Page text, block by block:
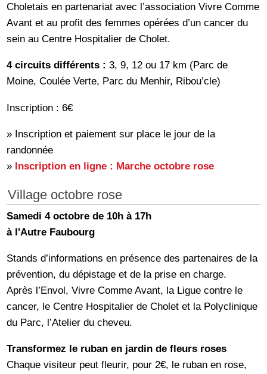
Choletais en partenariat avec l’association Vivre Comme
Avant et au profit des femmes opérées d’un cancer du
sein au Centre Hospitalier de Cholet.
4 circuits différents :3, 9, 12 ou 17 km (Parc de
Moine, Coulée Verte, Parc du Menhir, Ribou’cle)
Inscription : 6€
» Inscription et paiement sur place le jour de la
randonnée
» Inscription en ligne : Marche octobre rose
Village octobre rose
Samedi 4 octobre de 10h à 17h
à l'Autre Faubourg
Stands d’informations en présence des partenaires de la
prévention, du dépistage et de la prise en charge.
Après l’Envol, Vivre Comme Avant, la Ligue contre le
cancer, le Centre Hospitalier de Cholet et la Polyclinique
du Parc, l’Atelier du cheveu.
Transformez le ruban en jardin de fleurs roses
Chaque visiteur peut fleurir, pour 2€, le ruban en rose,